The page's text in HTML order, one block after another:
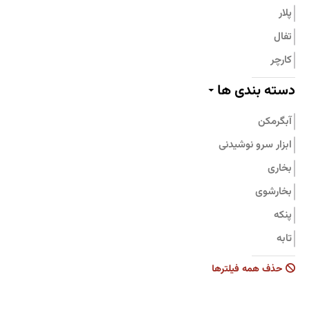
پلار
تفال
کارچر
پیلو
بامبوم
نیچی
پارس استیل
جنرال فیت
دسته بندی ها
آبگرمکن
ابزار سرو نوشیدنی
بخاری
بخارشوی
پنکه
تابه
جاروبرقی
حذف همه فیلترها